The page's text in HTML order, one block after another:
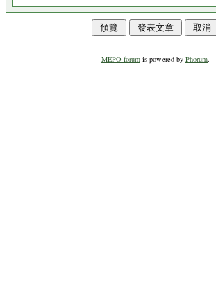
MEPO forum is powered by Phorum.